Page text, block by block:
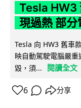
Tesla HW3
現過熱 部
Tesla 向 HW3 舊車
映自動駕駛電腦嚴
毀，須...
閱讀全文
6 分享